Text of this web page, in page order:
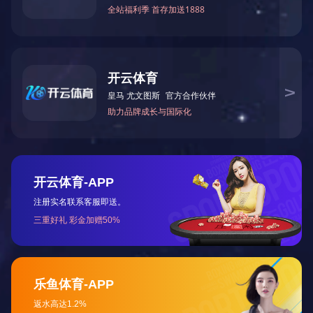
增强的承
将块状、颗粒状物料从贮料仓库中均匀、定时、连